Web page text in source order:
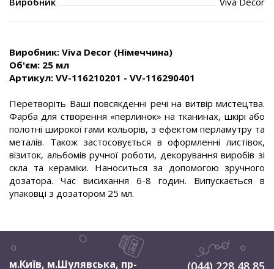
Виробник: Viva Decor (Німеччина)
Об'єм: 25 мл
Артикул: VV-116210201 - VV-116290401
Перетворіть Ваші повсякденні речі на витвір мистецтва.
Фарба для створення «перлинок» на тканинах, шкірі або
полотні широкої гами кольорів, з ефектом перламутру та
металів. Також застосовується в оформленні листівок,
візиток, альбомів ручної роботи, декорування виробів зі
скла та кераміки. Наноситься за допомогою зручного
дозатора. Час висихання 6-8 годин. Випускається в
упаковці з дозатором 25 мл.
м.Київ, м.Шулявська, пр- (044) 228 48 85